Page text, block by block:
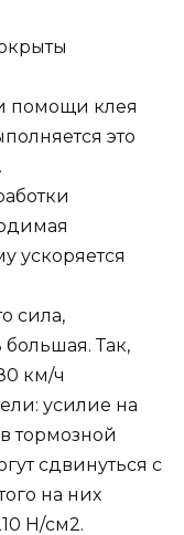
помощи клея
это
ускоряется
сила,
Так,
км/ч
усилие на
тормозной
сдвинуться с
на них
Н/см2.